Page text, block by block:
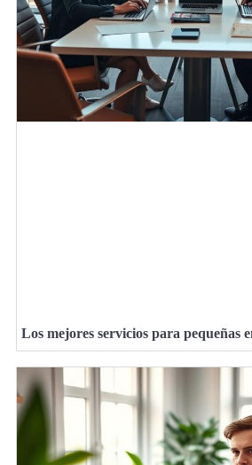
Los mejores servicios para pequeñas